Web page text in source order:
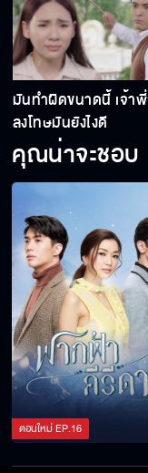
มันทำผิดขนาดนี้ เจ้า
ลงโทษมันยังไงดี
คุณน่าจะชอบ
ตอนใหม่EP.16